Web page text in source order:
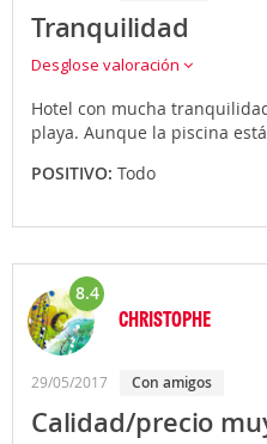
Tranquilidad
Desglose valoración
Hotel con mucha
playa. Aunque la piscina
POSITIVO: Todo
8.4
CHRISTOPHE
29/05/2017 con amigos
Calidad/precio